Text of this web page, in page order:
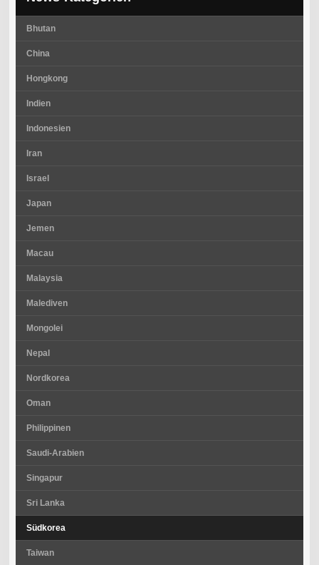
Bhutan
China
Hongkong
Indien
Indonesien
Iran
Israel
Japan
Jemen
Macau
Malaysia
Malediven
Mongolei
Nepal
Nordkorea
Oman
Philippinen
Saudi-Arabien
Singapur
Sri Lanka
Südkorea
Taiwan